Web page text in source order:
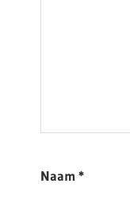
Naam *